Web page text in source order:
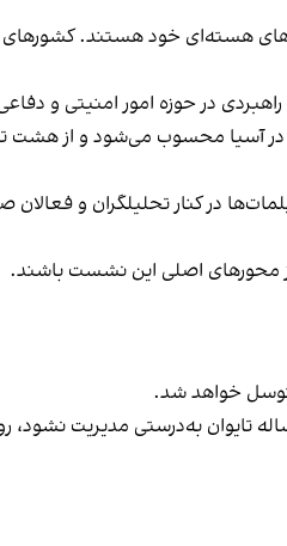
هسته‌ای خود هستند.
در حوزه امور امنیتی و دفاعی
در کنار تحلیلگران و فعالان
از محورهای اصلی این نشست باشند.
خواهد شد.
تایوان به‌درستی مدیریت نشود،